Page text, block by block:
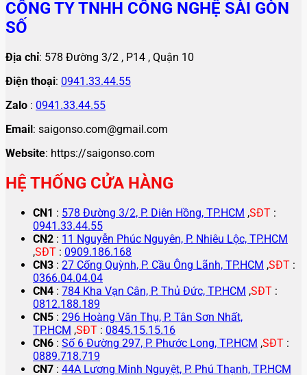
CÔNG TY TNHH CÔNG NGHỆ SÀI GÒN
SỐ
Địa chỉ: 578 Đường 3/2 , P14 , Quận 10
Điện thoại: 0941.33.44.55
Zalo : 0941.33.44.55
Email: saigonso.com@gmail.com
Website: https://saigonso.com
HỆ THỐNG CỬA HÀNG
CN1 : 578 Đường 3/2, P. Diên Hồng, TP.HCM ,SĐT :
0941.33.44.55
CN2 : 11 Nguyễn Phúc Nguyên, P. Nhiêu Lộc, TP.HCM
,SĐT : 0909.186.168
CN3 : 27 Cống Quỳnh, P. Cầu Ông Lãnh, TP.HCM ,SĐT :
0366.04.04.04
CN4 : 784 Kha Vạn Cân, P. Thủ Đức, TP.HCM ,SĐT :
0812.188.189
CN5 : 296 Hoàng Văn Thụ, P. Tân Sơn Nhất,
TP.HCM ,SĐT : 0845.15.15.16
CN6 : Số 6 Đường 297, P. Phước Long, TP.HCM ,SĐT :
0889.718.719
CN7 : 44A Lương Minh Nguyệt, P. Phú Thạnh, TP.HCM